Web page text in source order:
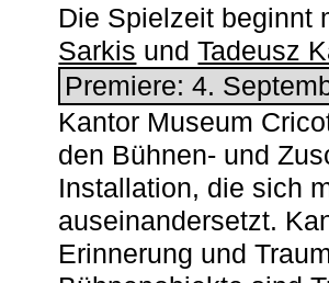
Die Spielzeit beginnt
Sarkis undTadeusz
Premiere: 4.
Kantor Museum
den Bühnen- und
Installation, die sich
auseinandersetzt.
Erinnerung und